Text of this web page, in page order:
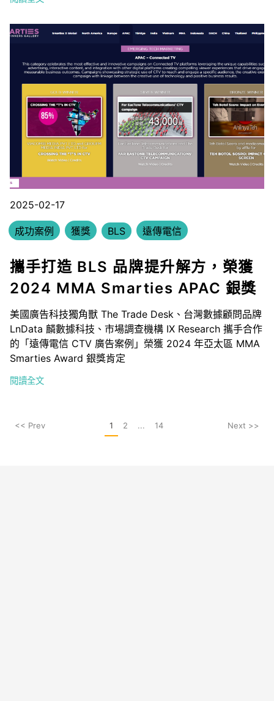
2025-02-17
成功案例 獲獎 BLS 遠傳電信
攜手打造 BLS 品牌提升解方，榮獲
2024 MMA Smarties APAC 銀獎
美國廣告科技獨角獸 The Trade Desk、台灣數據顧問品牌
LnData 麟數據科技、市場調查機構 IX Research 攜手合作
的「遠傳電信 CTV 廣告案例」榮獲 2024 年亞太區 MMA
Smarties Award 銀獎肯定
閱讀全文
<< Prev 1 2 ... 14 Next >>